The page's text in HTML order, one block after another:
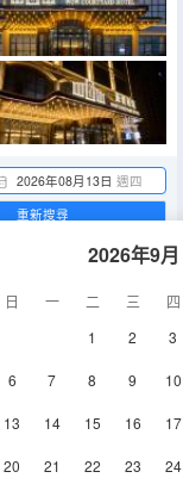
2026年08月13日 週四
2026年9月
日 一 二 三
四
1
2 3
6 7 8 9 10
13 14 15 16 17
20 21 22 23 24
重新搜尋
空調